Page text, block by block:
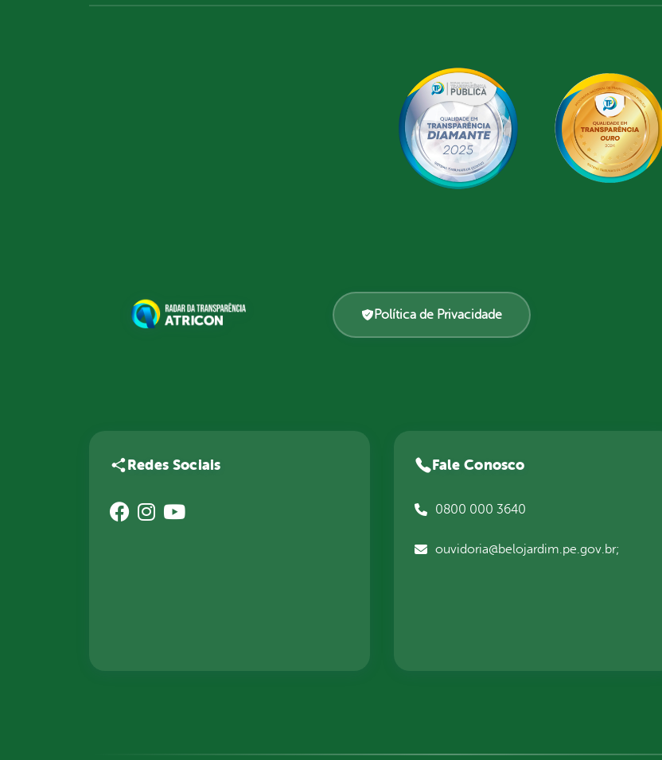
Política de Privacidade
Redes Sociais Fale Conosco
0800 000 3640
ouvidoria@belojardim.pe.gov.br;